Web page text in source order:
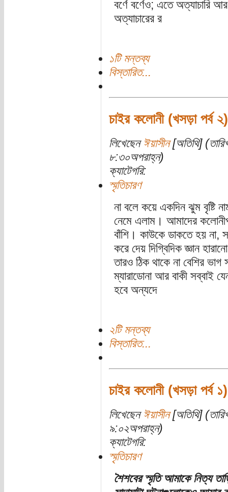
বর্ণে বর্ণেও; এতে অত্যাচারি
অত্যাচারের র
১টি মন্তব্য
বিস্তারিত...
চাইর কলোনী (খসড়া পর্ব ২)
লিখেছেন ঈয়াসীন[অতিথি]
৮:৩০অপরাহ্ন)
ক্যাটেগরি:
স্মৃতিচারণ
না বলে কয়ে একদিন ঝুম বৃষ্টি
নেমে এলাম। আমাদের
বাঁশি। কাউকে ডাকতে হয় না,
করে দেয় দিগ্বিদিক জ্ঞান
তারও ঠিক থাকে না বেশির
ম্যারাডোনা আর বাকী সব্বাই
হবে অন্যদে
২টি মন্তব্য
বিস্তারিত...
চাইর কলোনী (খসড়া পর্ব ১)
লিখেছেন ঈয়াসীন[অতিথি]
৯:০২অপরাহ্ন)
ক্যাটেগরি:
স্মৃতিচারণ
শৈশবের স্মৃতি আমাকে নিত্য